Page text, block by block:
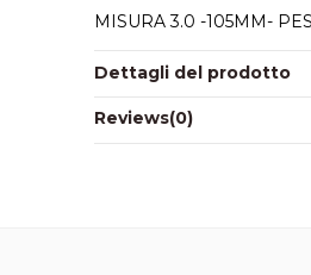
MISURA 3.0 -105MM-
Dettagli del prodotto
Reviews(0)